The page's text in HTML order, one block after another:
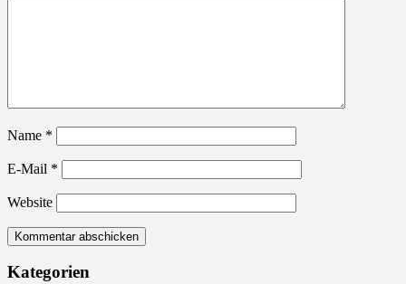
Name *
E-Mail *
Website
Kategorien